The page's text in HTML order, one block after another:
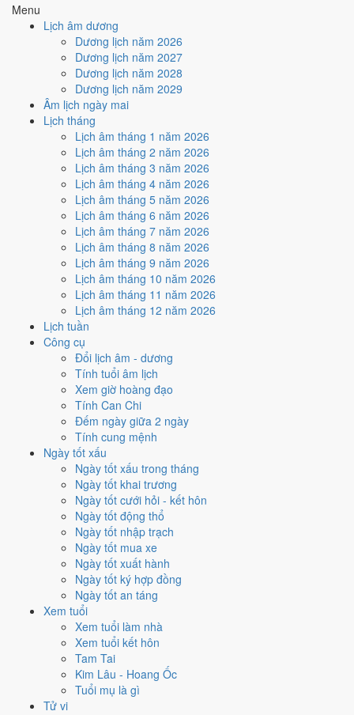
Menu
Lịch âm dương
Dương lịch năm 2026
Dương lịch năm 2027
Dương lịch năm 2028
Dương lịch năm 2029
Âm lịch ngày mai
Lịch tháng
Lịch âm tháng 1 năm 2026
Lịch âm tháng 2 năm 2026
Lịch âm tháng 3 năm 2026
Lịch âm tháng 4 năm 2026
Lịch âm tháng 5 năm 2026
Lịch âm tháng 6 năm 2026
Lịch âm tháng 7 năm 2026
Lịch âm tháng 8 năm 2026
Lịch âm tháng 9 năm 2026
Lịch âm tháng 10 năm 2026
Lịch âm tháng 11 năm 2026
Lịch âm tháng 12 năm 2026
Lịch tuần
Công cụ
Đổi lịch âm - dương
Tính tuổi âm lịch
Xem giờ hoàng đạo
Tính Can Chi
Đếm ngày giữa 2 ngày
Tính cung mệnh
Ngày tốt xấu
Ngày tốt xấu trong tháng
Ngày tốt khai trương
Ngày tốt cưới hỏi - kết hôn
Ngày tốt động thổ
Ngày tốt nhập trạch
Ngày tốt mua xe
Ngày tốt xuất hành
Ngày tốt ký hợp đồng
Ngày tốt an táng
Xem tuổi
Xem tuổi làm nhà
Xem tuổi kết hôn
Tam Tai
Kim Lâu - Hoang Ốc
Tuổi mụ là gì
Tử vi
🤝
Ký hợp đồng - giao ước
6
/10Tốt
Ký hợp đồng - giao ước hôm nay ở
Ngày Hoàng Đạo.
Cách tính ngày tốt
🏗️ Động thổ - khởi công
6
/10Tốt
Động thổ - khởi công hôm nay ởmức tốt (6/10)
Hoàng Đạo.
Cách tính ngày tốt
Nhập trạch - vào nhà mới
Tốt
Nhập trạch - vào nhà mới hôm nay ở
Ngày Hoàng Đạo.
Cách tính ngày tốt
Mua xe - tậu xe
Rất tốt
Mua xe - tậu xe hôm nay ởmức rất tốt (8/10)
Chẩn và Ngày Hoàng Đạo
Cách tính ngày tốt
Xuất hành - đi xa
Rất tốt
Xuất hành - đi xa hôm nay ở
Chẩn và Ngày Hoàng Đạo
Cách tính ngày tốt
Tìm hiểu cách chấm: Trực Bình nghĩa là gì
phân biệt Hoàng Đạo - Hắc Đạo· Can Chi và Ngũ hành ngày
Điểm số tổng hợp từ Trực, Sao 28 Tú và Hoàng Đạo - Hắc Đạo.
sánh cả tháng
Nếu ngày 20/2/2036 không hợp
việc của bạn thì sao?
Ngay trong một ngày đẹp như 20/2 vẫn có việc bị chấm thấp. Hai việc
bị chấm thấp nhất hôm nay là
cách hạ rủi ro mà vẫn giữ được lịch của bạn.
Coi việc vào giờ Hoàng Đạo trong chính ngày này.
Thìn (07h-09h)rơi đúng giờ hành chính nên dễ sắp xếp nhất
cho việc buộc phải làm đúng ngày 20/2/2036. Bảng đủ 6 giờ
Hoàng Đạo và 6 giờ Hắc Đạo nằm ngay mục kế tiếp.